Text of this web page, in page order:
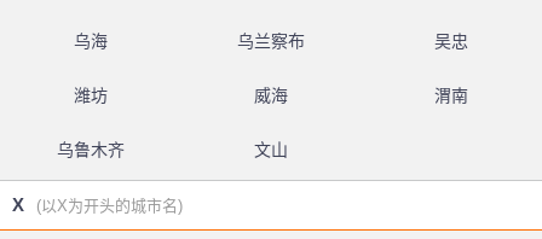
乌海 乌兰察布 吴忠
潍坊 威海 渭南
乌鲁木齐 文山
X (以X为开头的城市名)